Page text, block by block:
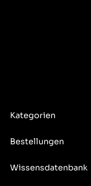
Kategorien
Bestellungen
Wissensdatenbank